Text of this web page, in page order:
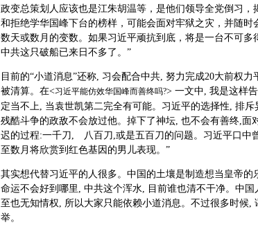
政变总策划人应该也是江朱胡温等，是他们领导全党倒习，
和拒绝学华国峰下台的榜样，可能会面对牢狱之灾，并随
数天或数月的变数。如果习近平顽抗到底，将是一台不可多
中共这只破船已来日不多了。”
目前的“小道消息”还称, 习会配合中共, 努力完成20大前权
被清算。在<习近平能仿效华国峰而善终吗?> 一文中, 我是这样
定当不上, 当袁世凯第二完全有可能。习近平的选择性, 排
残酷斗争的政敌不会放过他。掉下了神坛, 也不会有善终,面
迟的过程:一千刀, 八百刀,或是五百刀的问题。习近平口
至数月将欣赏到红色基因的男儿表现。”
其实想代替习近平的人很多。中国的土壤是制造想当皇帝的
命运不会好到哪里, 中共这个浑水, 目前谁也清不干净。中
至也无知情权, 所以大家只能依赖小道消息。不过很多时候,
举。